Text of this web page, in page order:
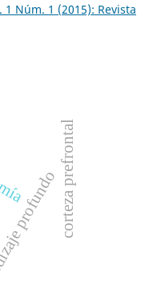
Núm. 1 (2015): Revista
corteza prefrontal